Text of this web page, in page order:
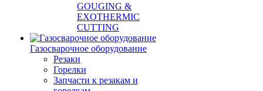
GOUGING &
EXOTHERMIC
CUTTING
Газосварочное оборудование
Резаки
Горелки
Запчасти к резакам и